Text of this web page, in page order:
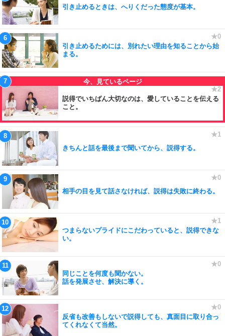
引き止めるときは、へりくだった態度が基本。
引き止めるためには、別れたい理由を知ることから始
まる。
説得でいちばん大切なのは、愛していることを伝える
こと。
きちんと話を最後まで聞いてから、説得する。
相手の目を見て話さなければ、説得は失敗に終わる。
つまらないプライドにこだわっていると、説得できな
い。
同じことを何度も聞かない。
話を発展させ、解決に導く。
反省も改善もしないで説得しても、真面目に取り合っ
てくれなくて当然。